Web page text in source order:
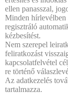
ellen panasszal,
Minden hírlevélben
regisztráló
kézbesítést.
Nem szerepel
feliratkozást
kapcsolatfelvétel
re történő
Az adatkezelés
tartalmazza.